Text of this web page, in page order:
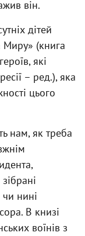
він.
дітей
Миру» (книга
які
– ред.), яка
цього
нам, як треба
чи нині
В книзі
воїнів з